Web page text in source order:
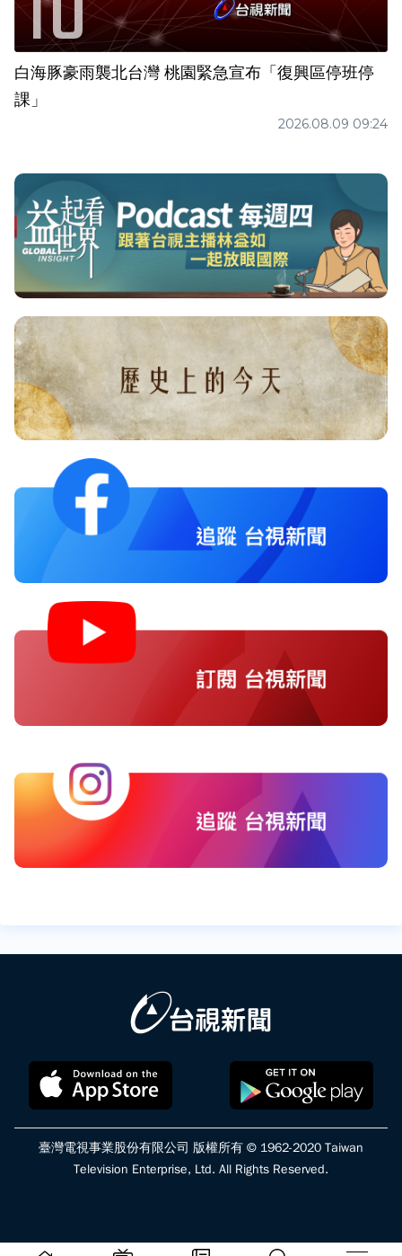
白海豚豪雨襲北台灣 桃園緊急宣布「復興區停班停
課」
2026.08.09 09:24
臺灣電視事業股份有限公司 版權所有 © 1962-2020 Taiwan
Television Enterprise, Ltd. All Rights Reserved.